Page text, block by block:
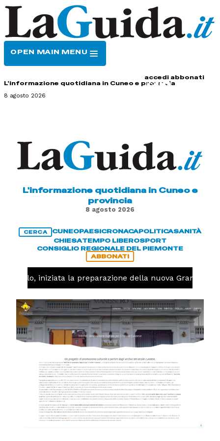
OPEN MAIN MENU
accedi abbonati
L'informazione quotidiana in Cuneo e provincia
8 agosto 2026
L'informazione quotidiana in Cuneo e
provincia
8 agosto 2026
CERCA CUNEOPAESICRONACAPOLITICASANITÀ
CHIESATEMPO LIBEROSPORT
CONSIGLIO REGIONALE DEL PIEMONTE
ABBONATI
iniziata la preparazione della nuova Granda